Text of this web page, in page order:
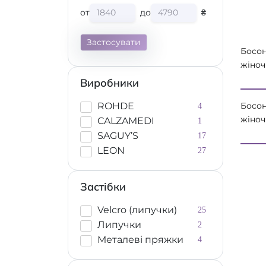
от до ₴
Застосувати
Виробники
ROHDE 4
CALZAMEDI 1
SAGUY’S 17
LEON 27
Застібки
Velcro (липучки) 25
Липучки 2
Металевi пряжки 4
5020